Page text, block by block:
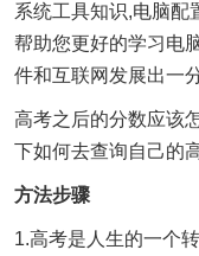
系统工具知识,电脑配
帮助您更好的学习电
件和互联网发展出一
高考之后的分数应该
下如何去查询自己的
方法步骤
1.高考是人生的一个